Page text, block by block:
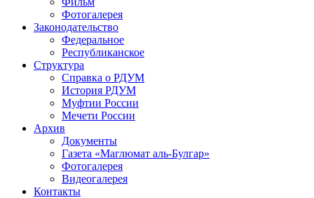
Фотогалерея
Законодательство
Федеральное
Республиканское
Структура
Справка о РДУМ
История РДУМ
Муфтии России
Мечети России
Архив
Документы
Газета «Маглюмат аль-Булгар»
Фотогалерея
Видеогалерея
Контакты